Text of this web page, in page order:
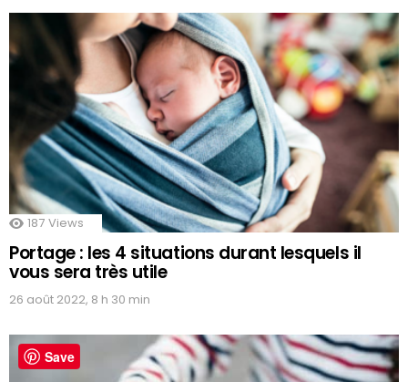
187 Views
Portage : les 4 situations durant lesquels il
vous sera très utile
26 août 2022, 8 h 30 min
Save